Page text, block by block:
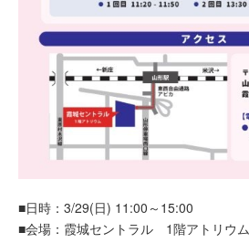
■日時：3/29(日) 11:00～15:00
■会場：霞城セントラル 1階アトリウム